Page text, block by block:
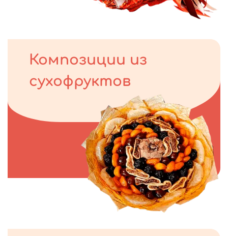
Композиции из
сухофруктов